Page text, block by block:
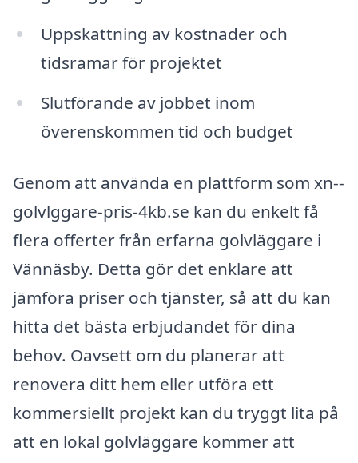
Uppskattning av kostnader och
tidsramar för projektet
Slutförande av jobbet inom
överenskommen tid och budget
Genom att använda en plattform som xn--
golvlggare-pris-4kb.se kan du enkelt få
flera offerter från erfarna golvläggare i
Vännäsby. Detta gör det enklare att
jämföra priser och tjänster, så att du kan
hitta det bästa erbjudandet för dina
behov. Oavsett om du planerar att
renovera ditt hem eller utföra ett
kommersiellt projekt kan du tryggt lita på
att en lokal golvläggare kommer att